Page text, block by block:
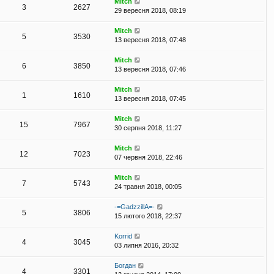
3 2627
29 вересня 2018, 08:19
5 3530
Mitch
13 вересня 2018, 07:48
6 3850
Mitch
13 вересня 2018, 07:46
1 1610
Mitch
13 вересня 2018, 07:45
15 7967
Mitch
30 серпня 2018, 11:27
12 7023
Mitch
07 червня 2018, 22:46
7 5743
Mitch
24 травня 2018, 00:05
5 3806
-=GadzzillA=-
15 лютого 2018, 22:37
4 3045
Korrid
03 липня 2016, 20:32
4 3301
Богдан